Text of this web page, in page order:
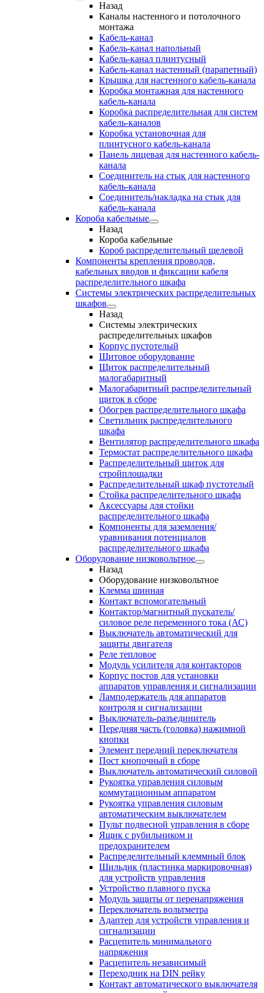
Назад
Каналы настенного и потолочного
монтажа
Кабель-канал
Кабель-канал напольный
Кабель-канал плинтусный
Кабель-канал настенный (парапетный)
Крышка для настенного кабель-канала
Коробка монтажная для настенного
кабель-канала
Коробка распределительная для систем
кабель-каналов
Коробка установочная для
плинтусного кабель-канала
Панель лицевая для настенного кабель-
канала
Соединитель на стык для настенного
кабель-канала
Соединитель/накладка на стык для
кабель-канала
Короба кабельные
Назад
Короба кабельные
Короб распределительный щелевой
Компоненты крепления проводов,
кабельных вводов и фиксации кабеля
распределительного шкафа
Системы электрических распределительных
шкафов
Назад
Системы электрических
распределительных шкафов
Корпус пустотелый
Щитовое оборудование
Щиток распределительный
малогабаритный
Малогабаритный распределительный
щиток в сборе
Обогрев распределительного шкафа
Светильник распределительного
шкафа
Вентилятор распределительного шкафа
Термостат распределительного шкафа
Распределительный щиток для
стройплощадки
Распределительный шкаф пустотелый
Стойка распределительного шкафа
Аксессуары для стойки
распределительного шкафа
Компоненты для заземления/
уравнивания потенциалов
распределительного шкафа
Оборудование низковольтное
Назад
Оборудование низковольтное
Клемма шинная
Контакт вспомогательный
Контактор/магнитный пускатель/
силовое реле переменного тока (АС)
Выключатель автоматический для
защиты двигателя
Реле тепловое
Модуль усилителя для контакторов
Корпус постов для установки
аппаратов управления и сигнализации
Ламподержатель для аппаратов
контроля и сигнализации
Выключатель-разъединитель
Передняя часть (головка) нажимной
кнопки
Элемент передний переключателя
Пост кнопочный в сборе
Выключатель автоматический силовой
Рукоятка управления силовым
коммутационным аппаратом
Рукоятка управления силовым
автоматическим выключателем
Пульт подвесной управления в сборе
Ящик с рубильником и
предохранителем
Распределительный клеммный блок
Шильдик (пластинка маркировочная)
для устройств управления
Устройство плавного пуска
Модуль защиты от перенапряжения
Переключатель вольтметра
Адаптер для устройств управления и
сигнализации
Расцепитель минимального
напряжения
Расцепитель независимый
Переходник на DIN рейку
Контакт автоматического выключателя